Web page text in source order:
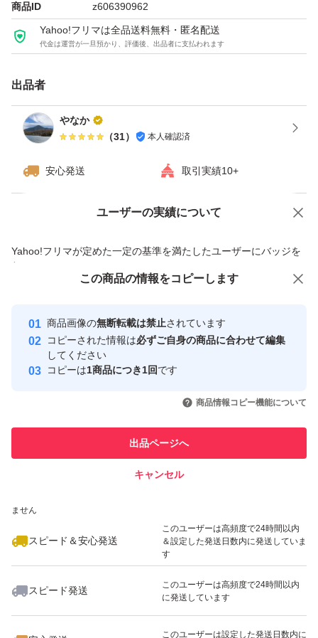
商品ID z606390962
Yahoo!フリマは全品送料無料・匿名配送
代金は運営が一旦預かり、評価後、出品者に支払われます
出品者
やなか
（31） 本人確認済
安心発送 取引実績10+
ユーザーの実績について
Yahoo!フリマが定めた一定の基準を満たしたユーザーにバッジを
付与しています
安心取引出品者
心・安全なユーザーです
取引実績
引を完了させた実績があります
での取引実績があります
ません
スピード＆安心発送
このユーザーは高頻度で24時間以内
＆設定した発送日数内に発送していま
す
スピード発送
このユーザーは高頻度で24時間以内
に発送しています
このユーザーは設定した発送日数内に
価格の相談 商品への質問
この商品の情報をコピーします
商品画像の無断転載は禁止されています
コピーされた情報は必ずご自身の商品に合わせて編集
してください
コピーは1商品につき1回です
商品情報コピー機能について
出品ページへ
キャンセル
この商品をみている人にオススメ
いいね！
3,500